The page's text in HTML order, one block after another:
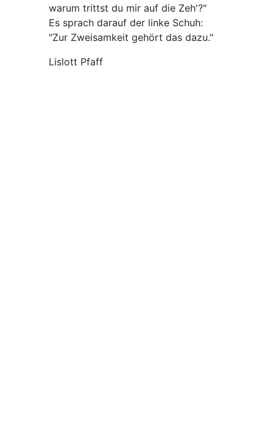
warum trittst du mir auf die Zeh'?"
Es sprach darauf der linke Schuh:
"Zur Zweisamkeit gehört das dazu."
Lislott Pfaff